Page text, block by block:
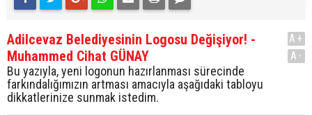
Adilcevaz Belediyesinin Logosu Değişiyor! -
Muhammed Cihat GÜNAY
Bu yazıyla, yeni logonun hazırlanması sürecinde
farkındalığımızın artması amacıyla aşağıdaki tabloyu
dikkatlerinize sunmak istedim.
A+
A-